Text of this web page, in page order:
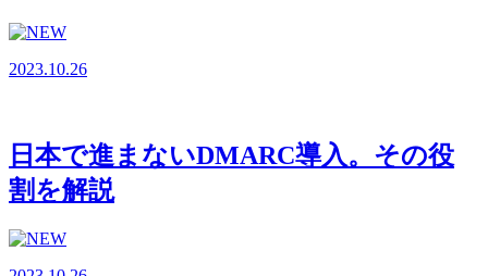
2023.10.26
日本で進まないDMARC導入。その役
割を解説